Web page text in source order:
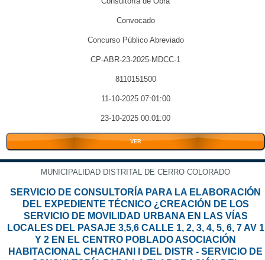
Convocado
Concurso Público Abreviado
CP-ABR-23-2025-MDCC-1
8110151500
11-10-2025 07:01:00
23-10-2025 00:01:00
VER
MUNICIPALIDAD DISTRITAL DE CERRO COLORADO
SERVICIO DE CONSULTORÍA PARA LA ELABORACIÓN
DEL EXPEDIENTE TÉCNICO ¿CREACIÓN DE LOS
SERVICIO DE MOVILIDAD URBANA EN LAS VÍAS
LOCALES DEL PASAJE 3,5,6 CALLE 1, 2, 3, 4, 5, 6, 7 AV 1
Y 2 EN EL CENTRO POBLADO ASOCIACIÓN
HABITACIONAL CHACHANI I DEL DISTR - SERVICIO DE